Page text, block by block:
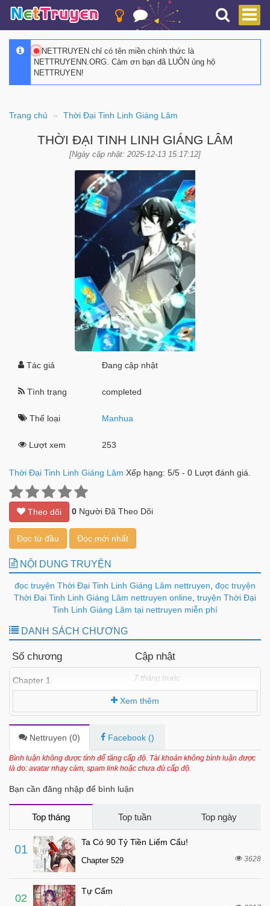
NETTRUYEN chỉ có tên miền chính thức là
NETTRUYENN.ORG. Cảm ơn bạn đã LUÔN ủng hộ
NETTRUYEN!
Trang chủ Thời Đại Tinh Linh Giáng Lâm
THỜI ĐẠI TINH LINH GIÁNG LÂM
[Ngày cập nhật: 2025-12-13 15:17:12]
Tác giả Đang cập nhật
Tình trạng completed
Thể loại Manhua
Lượt xem 253
Thời Đại Tinh Linh Giáng Lâm Xếp hạng: 5/5 - 0 Lượt đánh giá.
Theo dõi 0 Người Đã Theo Dõi
Đọc từ đầu Đọc mới nhất
NỘI DUNG TRUYỆN
đọc truyện Thời Đại Tinh Linh Giáng Lâm nettruyen đọc truyện
Thời Đại Tinh Linh Giáng Lâm nettruyen online truyện Thời Đại
Tinh Linh Giáng Lâm tại nettruyen miễn phí
DANH SÁCH CHƯƠNG
Số chương Cập nhật
Chapter 1 7 tháng trước
Xem thêm
Nettruyen (0) Facebook ()
Bình luận không được tính để tăng cấp độ. Tài khoản không bình luận được
là do: avatar nhạy cảm, spam link hoặc chưa đủ cấp độ.
Bạn cần đăng nhập để bình luận
Top tháng Top tuần Top ngày
01
Ta Có 90 Tỷ Tiền Liếm Cẩu!
Chapter 529 3628
02
Tự Cẩm